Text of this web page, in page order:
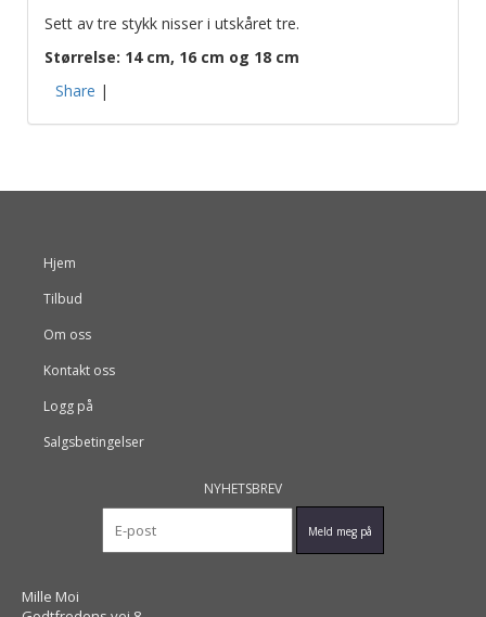
Sett av tre stykk nisser i utskåret tre.
Størrelse: 14 cm, 16 cm og 18 cm
Share |
Hjem
Tilbud
Om oss
Kontakt oss
Logg på
Salgsbetingelser
NYHETSBREV
Mille Moi